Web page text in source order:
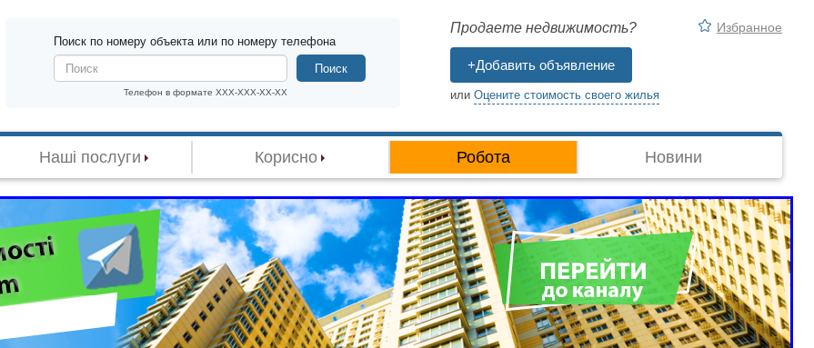
Поиск по номеру объекта или по номеру телефона
Телефон в формате XXX-XXX-XX-XX
Поиск
Продаете недвижимость?
+Добавить объявление
или Оцените стоимость своего жилья
Избранное
Наші послуги Корисно Робота Новини